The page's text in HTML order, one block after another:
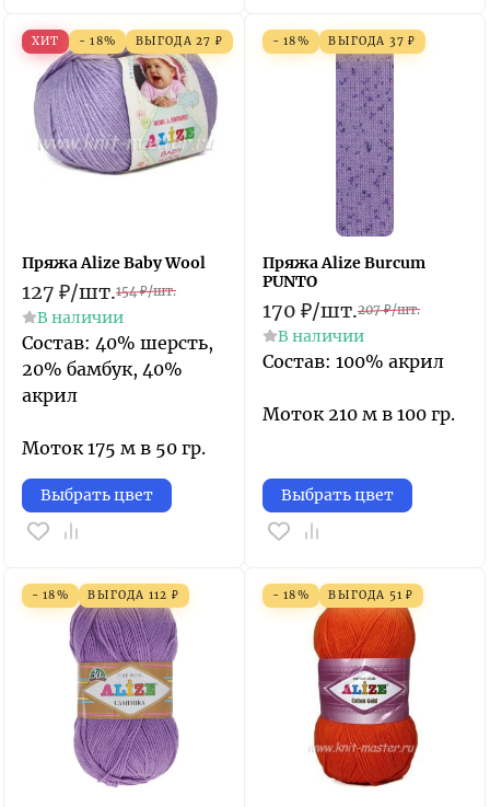
ХИТ - 18% ВЫГОДА 27 ₽
Пряжа Alize Baby Wool
127 ₽/шт.154 ₽/шт.
В наличии
Состав: 40% шерсть,
20% бамбук, 40%
акрил
Моток 175 м в 50 гр.
Выбрать цвет
- 18% ВЫГОДА 37 ₽
Пряжа Alize Burcum
PUNTO
170 ₽/шт.207 ₽/шт.
В наличии
Состав: 100% акрил
Моток 210 м в 100 гр.
Выбрать цвет
- 18% ВЫГОДА 112 ₽ - 18% ВЫГОДА 51 ₽